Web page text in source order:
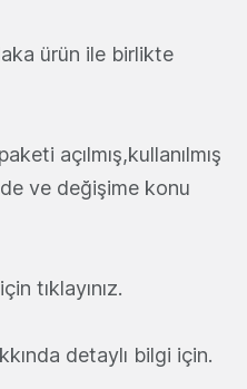
ürün ile birlikte
açılmış,kullanılmış
ve değişime konu
tıklayınız.
detaylı bilgi için.